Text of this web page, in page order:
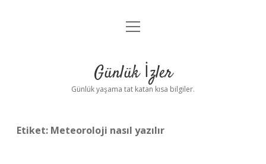
Anasayfa
Yasal Uyarı
menüyü
Günlük İzler
Günlük yaşama tat katan kısa bilgiler.
Etiket: Meteoroloji nasıl yazılır